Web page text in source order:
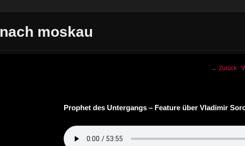
nach moskau
← Zurück
Prophet des Untergangs – Feature über Vladimir